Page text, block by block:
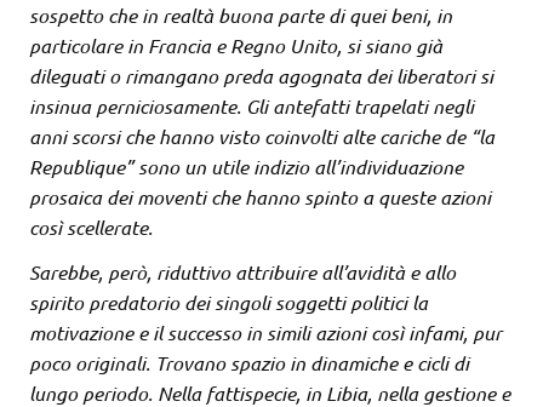
sospetto che in realtà buona parte di quei beni, in
particolare in Francia e Regno Unito, si siano già
dileguati o rimangano preda agognata dei liberatori si
insinua perniciosamente. Gli antefatti trapelati negli
anni scorsi che hanno visto coinvolti alte cariche de “la
Republique” sono un utile indizio all’individuazione
prosaica dei moventi che hanno spinto a queste azioni
così scellerate.
Sarebbe, però, riduttivo attribuire all’avidità e allo
spirito predatorio dei singoli soggetti politici la
motivazione e il successo in simili azioni così infami, pur
poco originali. Trovano spazio in dinamiche e cicli di
lungo periodo. Nella fattispecie, in Libia, nella gestione e